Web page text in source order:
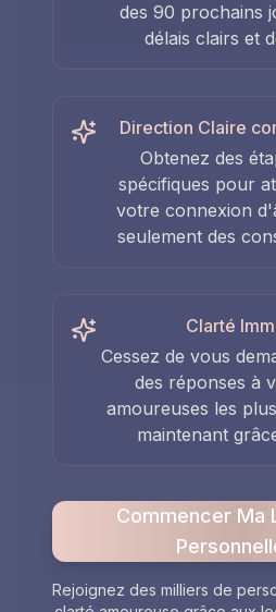
des 90 prochains
délais clairs et
Direction Claire
Obtenez des
spécifiques pour
votre connexion
seulement des
Clarté
Cessez de vous
des réponses à
amoureuses les
maintenant
Commencer Ma
Rejoignez des milliers de